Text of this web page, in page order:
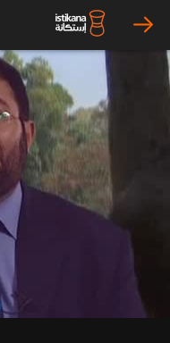
arrow_right